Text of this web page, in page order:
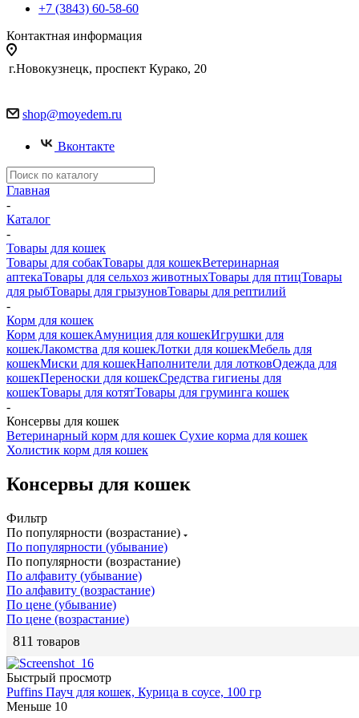
+7 (3843) 60-58-60
Контактная информация
г.Новокузнецк, проспект Курако, 20
shop@moyedem.ru
Вконтакте
Главная
-
Каталог
-
Товары для кошек
Товары для собакТовары для кошекВетеринарная
аптекаТовары для сельхоз животныхТовары для птицТовары
для рыбТовары для грызуновТовары для рептилий
-
Корм для кошек
Корм для кошекАмуниция для кошекИгрушки для
кошекЛакомства для кошекЛотки для кошекМебель для
кошекМиски для кошекНаполнители для лотковОдежда для
кошекПереноски для кошекСредства гигиены для
кошекТовары для котятТовары для груминга кошек
-
Консервы для кошек
Ветеринарный корм для кошек Сухие корма для кошек
Холистик корм для кошек
Консервы для кошек
Фильтр
По популярности (возрастание)
По популярности (убывание)
По популярности (возрастание)
По алфавиту (убывание)
По алфавиту (возрастание)
По цене (убывание)
По цене (возрастание)
811 товаров
Быстрый просмотр
Puffins Пауч для кошек, Курица в соусе, 100 гр
Меньше 10